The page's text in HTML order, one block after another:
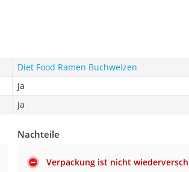
Diet Food Ramen Buchweizen
Ja
Ja
Nachteile
Verpackung ist nicht